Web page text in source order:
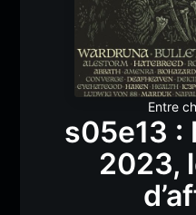
Entre
s05e13 :
2023,